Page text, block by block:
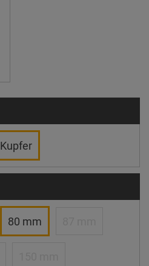
Kupfer
80 mm